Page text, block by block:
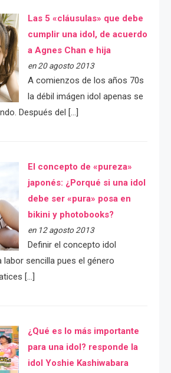
Las 5 «cláusulas» que debe
cumplir una idol, de acuerdo
a Agnes Chan e hija
en 20 agosto 2013
A comienzos de los años 70s
la débil imágen idol apenas se
Después del […]
El concepto de «pureza»
japonés: ¿Porqué si una idol
debe ser «pura» posa en
bikini y photobooks?
en 12 agosto 2013
Definir el concepto idol
labor sencilla pues el género
[…]
¿Qué es lo más importante
para una idol? responde la
idol Yoshie Kashiwabara